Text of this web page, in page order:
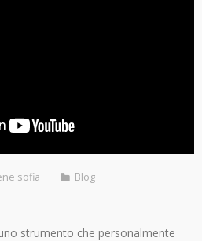
sofia
Blog
strumento che personalmente